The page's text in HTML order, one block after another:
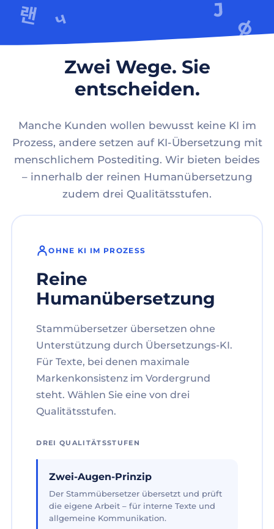
Zwei Wege. Sie
entscheiden.
Manche Kunden wollen bewusst keine KI im
Prozess, andere setzen auf KI-Übersetzung mit
menschlichem Postediting. Wir bieten beides
– innerhalb der reinen Humanübersetzung
zudem drei Qualitätsstufen.
OHNE KI IM PROZESS
Reine
Humanübersetzung
Stammübersetzer übersetzen ohne
Unterstützung durch Übersetzungs-KI.
Für Texte, bei denen maximale
Markenkonsistenz im Vordergrund
steht. Wählen Sie eine von drei
Qualitätsstufen.
DREI QUALITÄTSSTUFEN
Zwei-Augen-Prinzip
Der Stammübersetzer übersetzt und prüft
die eigene Arbeit – für interne Texte und
allgemeine Kommunikation.